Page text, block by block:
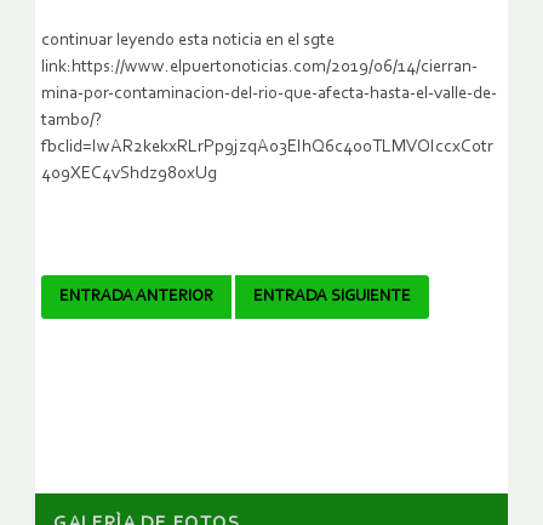
continuar leyendo esta noticia en el sgte
link:https://www.elpuertonoticias.com/2019/06/14/cierran-
mina-por-contaminacion-del-rio-que-afecta-hasta-el-valle-de-
tambo/?
fbclid=IwAR2kekxRLrPp9jzqA03EIhQ6c4o0TLMVOIccxC0tr
409XEC4vShdz980xUg
Navegador
ENTRADA ANTERIOR ENTRADA SIGUIENTE